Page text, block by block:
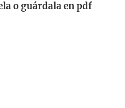
o guárdala en pdf